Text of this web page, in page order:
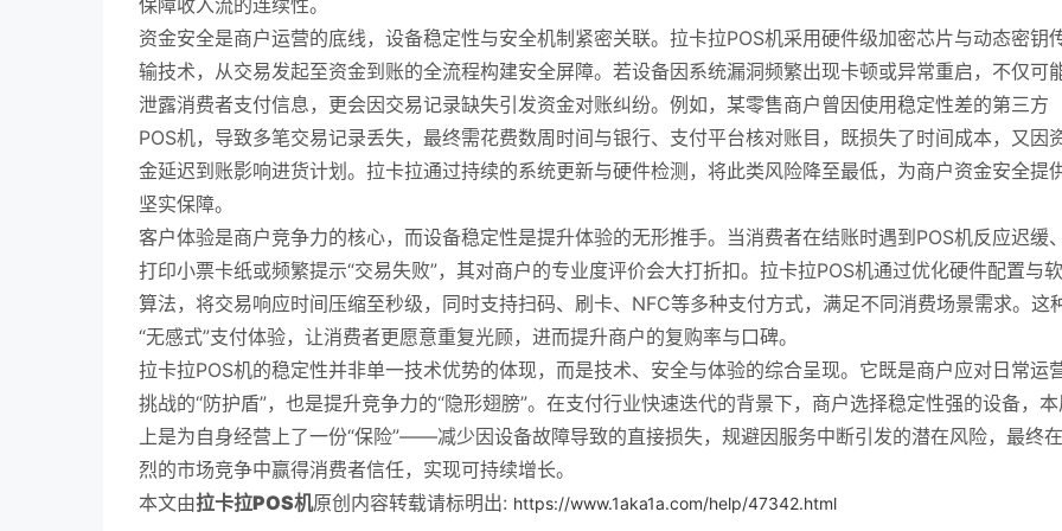
保障收入流的连续性。
资金安全是商户运营的底线，设备稳定性与安全机制紧密关联。拉卡拉POS机采用硬件级加密芯片与动态密钥
输技术，从交易发起至资金到账的全流程构建安全屏障。若设备因系统漏洞频繁出现卡顿或异常重启，不仅可
泄露消费者支付信息，更会因交易记录缺失引发资金对账纠纷。例如，某零售商户曾因使用稳定性差的第三方
POS机，导致多笔交易记录丢失，最终需花费数周时间与银行、支付平台核对账目，既损失了时间成本，又因
金延迟到账影响进货计划。拉卡拉通过持续的系统更新与硬件检测，将此类风险降至最低，为商户资金安全提
坚实保障。
客户体验是商户竞争力的核心，而设备稳定性是提升体验的无形推手。当消费者在结账时遇到POS机反应迟缓、
打印小票卡纸或频繁提示“交易失败”，其对商户的专业度评价会大打折扣。拉卡拉POS机通过优化硬件配置与
算法，将交易响应时间压缩至秒级，同时支持扫码、刷卡、NFC等多种支付方式，满足不同消费场景需求。这
“无感式”支付体验，让消费者更愿意重复光顾，进而提升商户的复购率与口碑。
拉卡拉POS机的稳定性并非单一技术优势的体现，而是技术、安全与体验的综合呈现。它既是商户应对日常运
挑战的“防护盾”，也是提升竞争力的“隐形翅膀”。在支付行业快速迭代的背景下，商户选择稳定性强的设备，
上是为自身经营上了一份“保险”——减少因设备故障导致的直接损失，规避因服务中断引发的潜在风险，最终
烈的市场竞争中赢得消费者信任，实现可持续增长。
本文由拉卡拉POS机原创内容转载请标明出: https://www.1aka1a.com/help/47342.html